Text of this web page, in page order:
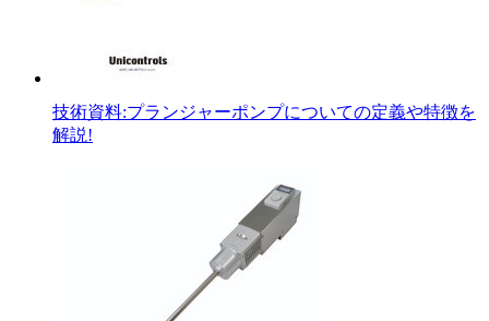
技術資料:プランジャーポンプについての定義や特徴を
解説!